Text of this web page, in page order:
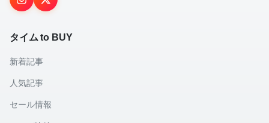
タイム to BUY
新着記事
人気記事
セール情報